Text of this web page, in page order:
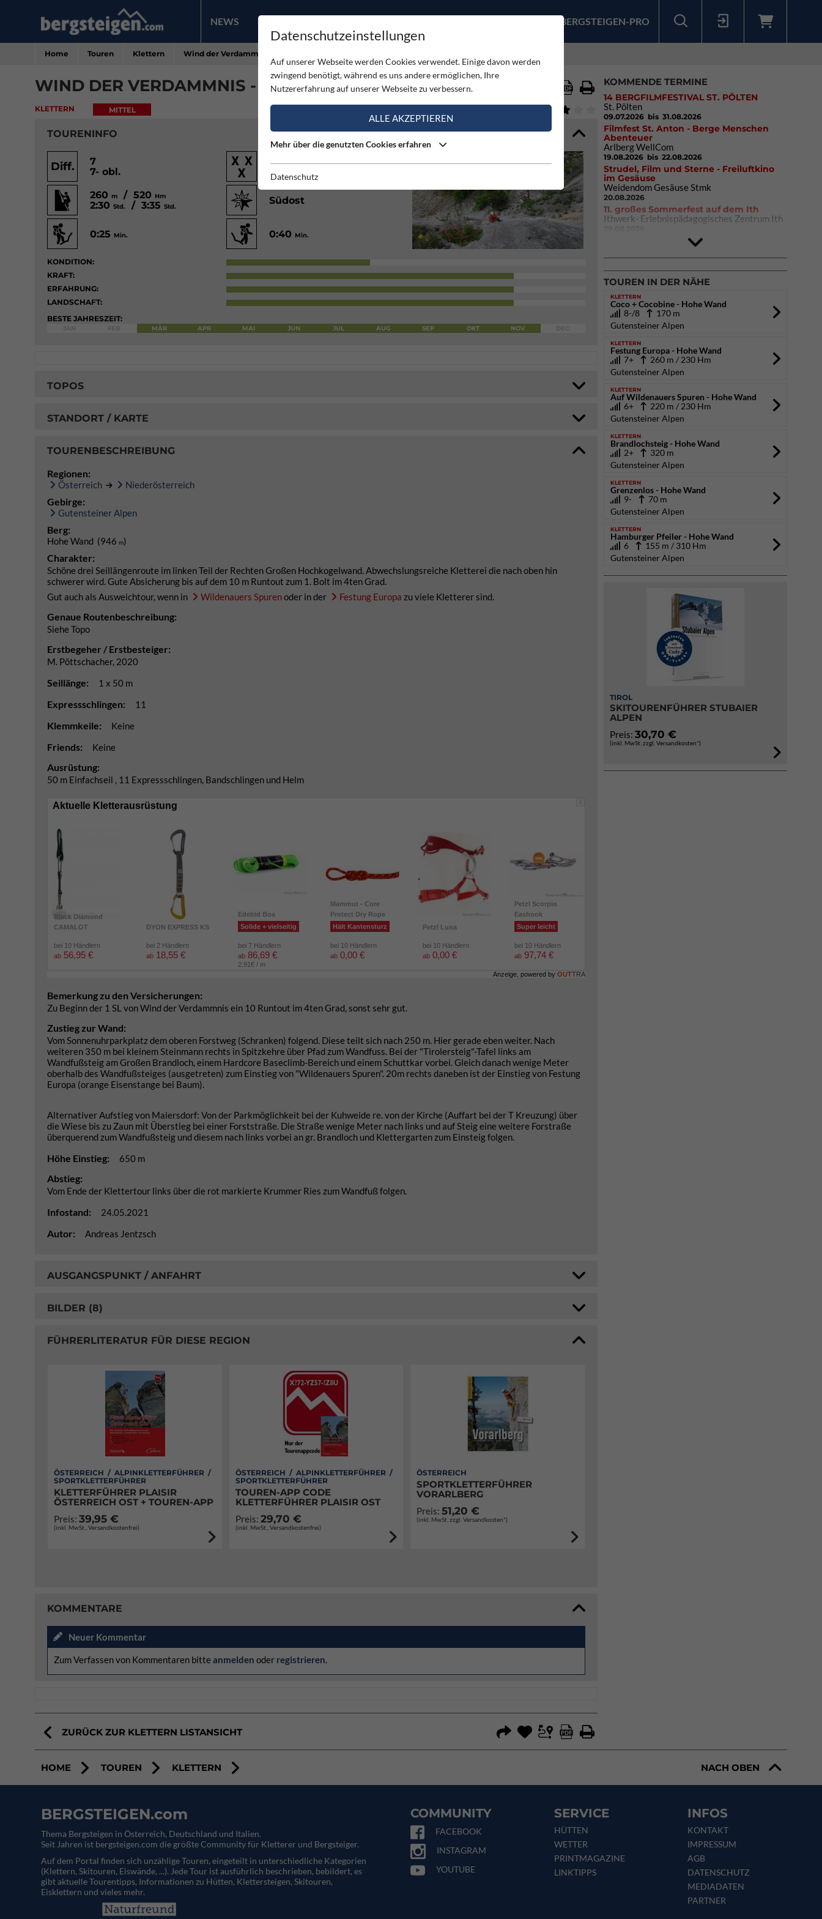
NEWS PRODUKTE BERGSTEIGEN-PRO
Home Touren Klettern Wind der Verdammnis - Hohe Wand
WIND DER VERDAMMNIS - HOHE WAND
KLETTERN MITTEL
TOURENINFO
Diff.
7
7- obl.
Gut
260m / 520 Hm
2:30Std. / 3:35Std.
Südost
0:25 Min. 0:40 Min.
KONDITION:
KRAFT:
ERFAHRUNG:
LANDSCHAFT:
BESTE JAHRESZEIT:
MÄR APR MAI JUN JUL AUG SEP OKT NOV
TOPOS
STANDORT / KARTE
TOURENBESCHREIBUNG
Regionen:
Österreich Niederösterreich
Gebirge:
Gutensteiner Alpen
Berg:
Hohe Wand (946 m)
Charakter:
Schöne drei Seillängenroute im linken Teil der Rechten Großen Hochkogelwand. Abwechslungsreiche Kletterei die nach oben hin
schwerer wird. Gute Absicherung bis auf dem 10 m Runtout zum 1. Bolt im 4ten Grad.
Gut auch als Ausweichtour, wenn in
Wildenauers Spurenoder in der Festung Europa zu viele Kletterer sind.
Genaue Routenbeschreibung:
Siehe Topo
Erstbegeher / Erstbesteiger:
M. Pöttschacher, 2020
Seillänge: 1 x 50 m
Expressschlingen: 11
Klemmkeile: Keine
Friends: Keine
Ausrüstung:
50 m Einfachseil , 11 Expressschlingen, Bandschlingen und Helm
i
Aktuelle Kletterausrüstung
Black Diamond
CAMALOT
bei 10 Händlern
ab 56,95 €
DYON EXPRESS KS
bei 2 Händlern
ab 18,55 €
Edelrid Boa
Solide + vielseitig
bei 7 Händlern
ab 86,69 €
2.91€ / m
Mammut - Core
Protect Dry Rope
Hält Kantensturz
bei 10 Händlern
ab 0,00 €
Petzl Luna
bei 10 Händlern
ab 0,00 €
Petzl Scorpio
Eashook
Super leicht
bei 10 Händlern
ab 97,74 €
Anzeige, powered by OUTTRA
Bemerkung zu den Versicherungen:
Zu Beginn der 1 SL von Wind der Verdammnis ein 10 Runtout im 4ten Grad, sonst sehr gut.
Zustieg zur Wand:
Vom Sonnenuhrparkplatz dem oberen Forstweg (Schranken) folgend. Diese teilt sich nach 250 m. Hier gerade eben weiter. Nach
weiteren 350 m bei kleinem Steinmann rechts in Spitzkehre über Pfad zum Wandfuss. Bei der "Tirolersteig"-Tafel links am
Wandfußsteig am Großen Brandloch, einem Hardcore Baseclimb-Bereich und einem Schuttkar vorbei. Gleich danach wenige Meter
oberhalb des Wandfußsteiges (ausgetreten) zum Einstieg von "Wildenauers Spuren". 20m rechts daneben ist der Einstieg von Festung
Europa (orange Eisenstange bei Baum).
Alternativer Aufstieg von Maiersdorf: Von der Parkmöglichkeit bei der Kuhweide re. von der Kirche (Auffart bei der T Kreuzung) über
die Wiese bis zu Zaun mit Überstieg bei einer Forststraße. Die Straße wenige Meter nach links und auf Steig eine weitere Forstraße
überquerend zum Wandfußsteig und diesem nach links vorbei an gr. Brandloch und Klettergarten zum Einsteig folgen.
Höhe Einstieg: 650 m
Abstieg:
Vom Ende der Klettertour links über die rot markierte Krummer Ries zum Wandfuß folgen.
Infostand: 24.05.2021
Autor: Andreas Jentzsch
AUSGANGSPUNKT / ANFAHRT
BILDER (8)
FÜHRERLITERATUR FÜR DIESE REGION
ÖSTERREICH / ALPINKLETTERFÜHRER /
SPORTKLETTERFÜHRER
KLETTERFÜHRER PLAISIR
ÖSTERREICH OST + TOUREN-APP
Preis: 39,95 €
(inkl. MwSt., Versandkostenfrei)
ÖSTERREICH / ALPINKLETTERFÜHRER /
SPORTKLETTERFÜHRER
TOUREN-APP CODE
KLETTERFÜHRER PLAISIR OST
Preis: 29,70 €
(inkl. MwSt., Versandkostenfrei)
ÖSTERREICH
SPORTKLETTERFÜHRER
VORARLBERG
Preis:51,20 €
(inkl. MwSt. zzgl. Versandkosten*)
KOMMENTARE
Neuer Kommentar
Zum Verfassen von Kommentaren bitte anmelden oder registrieren.
ZURÜCK ZUR KLETTERN LISTANSICHT
KOMMENDE TERMINE
14 BERGFILMFESTIVAL ST. PÖLTEN
St. Pölten
09.07.2026 bis 31.08.2026
Filmfest St. Anton - Berge Menschen
Abenteuer
Arlberg WellCom
19.08.2026 bis 22.08.2026
Strudel, Film und Sterne - Freiluftkino
im Gesäuse
Weidendom Gesäuse Stmk
20.08.2026
11. großes Sommerfest auf dem Ith
Ithwerk- Erlebnispädagogisches Zentrum Ith
DAV Kletter- & Boulderzentrum München
Süd (Thalkirchen)
TOUREN IN DER NÄHE
KLETTERN
Coco + Cocobine - Hohe Wand
8-/8
170 m
Gutensteiner Alpen
KLETTERN
Festung Europa - Hohe Wand
7+
260 m / 230 Hm
Gutensteiner Alpen
KLETTERN
Auf Wildenauers Spuren - Hohe Wand
6+
220 m / 230 Hm
Gutensteiner Alpen
KLETTERN
Brandlochsteig - Hohe Wand
2+
320 m
Gutensteiner Alpen
KLETTERN
Grenzenlos - Hohe Wand
9-
70 m
Gutensteiner Alpen
KLETTERN
Hamburger Pfeiler - Hohe Wand
6
155 m / 310 Hm
Gutensteiner Alpen
TIROL
SKITOURENFÜHRER STUBAIER
ALPEN
Preis: 30,70 €
(inkl. MwSt. zzgl. Versandkosten*)
HOME TOUREN KLETTERN NACH OBEN
BERGSTEIGEN.com
Thema Bergsteigen in Österreich, Deutschland und Italien.
Seit Jahren ist bergsteigen.com die größte Community für Kletterer und Bergsteiger.
Auf dem Portal finden sich unzählige Touren, eingeteilt in unterschiedliche Kategorien
(Klettern, Skitouren, Eiswände, ...). Jede Tour ist ausführlich beschrieben, bebildert, es
gibt aktuelle Tourentipps, Informationen zu Hütten, Klettersteigen, Skitouren,
Eisklettern und vieles mehr.
COMMUNITY
FACEBOOK
INSTAGRAM
YOUTUBE
SERVICE
HÜTTEN
WETTER
PRINTMAGAZINE
LINKTIPPS
INFOS
KONTAKT
IMPRESSUM
AGB
DATENSCHUTZ
MEDIADATEN
PARTNER
Datenschutzeinstellungen
Auf unserer Webseite werden Cookies verwendet. Einige davon werden
zwingend benötigt, während es uns andere ermöglichen, Ihre
Nutzererfahrung auf unserer Webseite zu verbessern.
ALLE AKZEPTIEREN
Mehr über die genutzten Cookies erfahren
Datenschutz